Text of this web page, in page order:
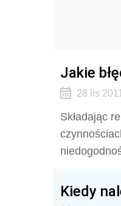
Jakie
28 lis 2011
Składając
Kiedy